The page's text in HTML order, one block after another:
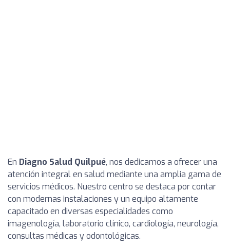
En Diagno Salud Quilpué, nos dedicamos a ofrecer una
atención integral en salud mediante una amplia gama de
servicios médicos. Nuestro centro se destaca por contar
con modernas instalaciones y un equipo altamente
capacitado en diversas especialidades como
imagenología, laboratorio clínico, cardiología, neurología,
consultas médicas y odontológicas.